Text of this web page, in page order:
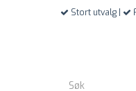
Stort utvalg |